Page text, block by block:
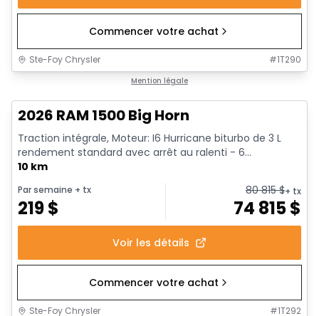
Commencer votre achat
Ste-Foy Chrysler #1T290
Mention légale
2026 RAM 1500 Big Horn
Traction intégrale, Moteur: I6 Hurricane biturbo de 3 L
rendement standard avec arrêt au ralenti - 6...
10 km
Par semaine + tx
219$
80 815$+ tx
74 815$
Voir les détails
Commencer votre achat
Ste-Foy Chrysler #1T292